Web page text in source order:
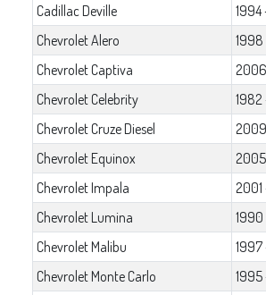
Cadillac Deville
1994
Chevrolet Alero
1998
Chevrolet Captiva
Chevrolet Celebrity
1982
Chevrolet Cruze Diesel
Chevrolet Equinox
Chevrolet Impala
2001
Chevrolet Lumina
Chevrolet Malibu
Chevrolet Monte Carlo
1995